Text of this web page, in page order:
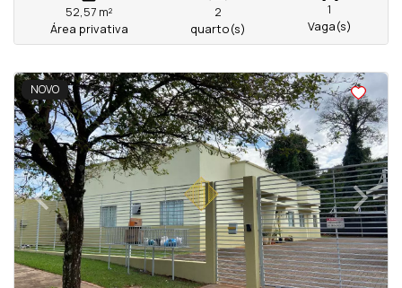
52,57 m²
Área privativa
2
quarto(s)
1
Vaga(s)
NOVO
<<<<
‹Previous ›
Next